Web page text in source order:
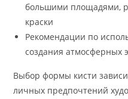
большими площадями,
краски
Рекомендации по
создания атмосферных
Выбор формы кисти
личных предпочтений